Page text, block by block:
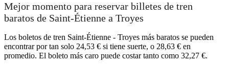
Mejor momento para reservar billetes de tren
baratos de Saint-Étienne a Troyes
Los boletos de tren Saint-Étienne - Troyes más baratos se pueden
encontrar por tan solo 24,53 € si tiene suerte, o 28,63 € en
promedio. El boleto más caro puede costar tanto como 32,27 €.